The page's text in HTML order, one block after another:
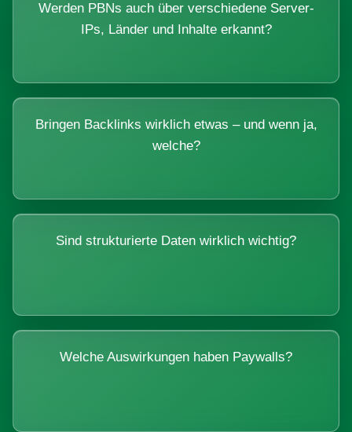
Werden PBNs auch über verschiedene Server-
IPs, Länder und Inhalte erkannt?
Bringen Backlinks wirklich etwas – und wenn ja,
welche?
Sind strukturierte Daten wirklich wichtig?
Welche Auswirkungen haben Paywalls?